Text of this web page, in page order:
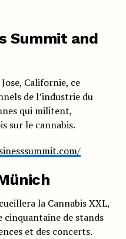
Summit and
Californie, ce
de l’industrie du
qui militent,
sur le cannabis.
la Cannabis XXL,
cinquantaine de stands
et des concerts.